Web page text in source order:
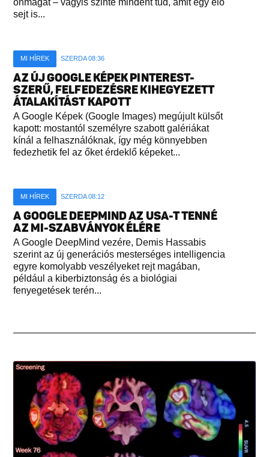
önmagát – vagyis szinte mindent tud, amit egy élő
sejt is...
MI HÍREK SZERDA 08:36
AZ ÚJ GOOGLE KÉPEK PINTEREST-
SZERŰ, FELFEDEZÉSRE KIHEGYEZETT
ÁTALAKÍTÁST KAPOTT
A Google Képek (Google Images) megújult külsőt
kapott: mostantól személyre szabott galériákat
kínál a felhasználóknak, így még könnyebben
fedezhetik fel az őket érdeklő képeket...
MI HÍREK SZERDA 08:12
A GOOGLE DEEPMIND AZ USA-T TENNÉ
AZ MI-SZABVÁNYOK ÉLÉRE
A Google DeepMind vezére, Demis Hassabis
szerint az új generációs mesterséges intelligencia
egyre komolyabb veszélyeket rejt magában,
például a kiberbiztonság és a biológiai
fenyegetések terén...